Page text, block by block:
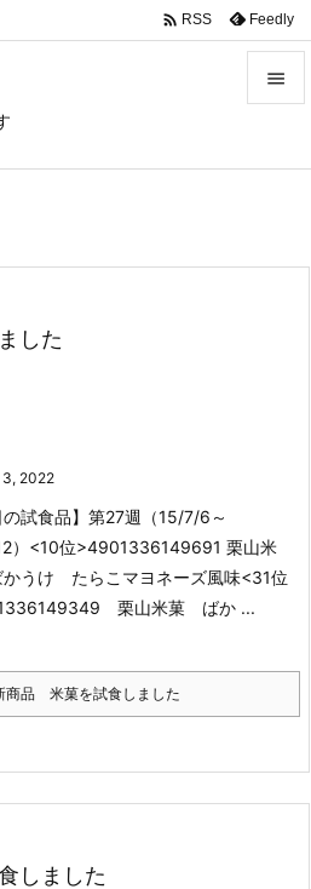

 RSS Feedly
した
2022
の試食品】第27週（15/7/6～
） <10位>4901336149691 栗山米
うけ たらこマヨネーズ風味<31位
栗山米菓 ばか ...
商品 米菓を試食しました
しました